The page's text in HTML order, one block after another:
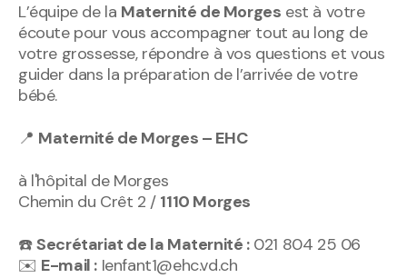
L’équipe de la Maternité de Morges est à votre
écoute pour vous accompagner tout au long de
votre grossesse, répondre à vos questions et vous
guider dans la préparation de l’arrivée de votre
bébé.
📍 Maternité de Morges – EHC
à l'hôpital de Morges
Chemin du Crêt 2 / 1110 Morges
☎️Secrétariat de la Maternité :021 804 25 06
✉️ E-mail : Ienfant1@ehc.vd.ch